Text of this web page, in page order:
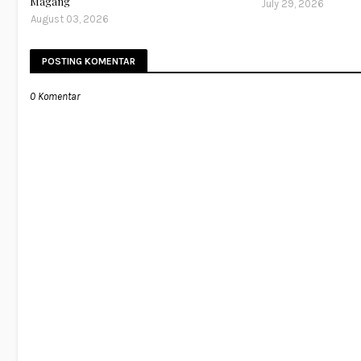
August 03, 2026
July 29, 2026
POSTING KOMENTAR
0 Komentar